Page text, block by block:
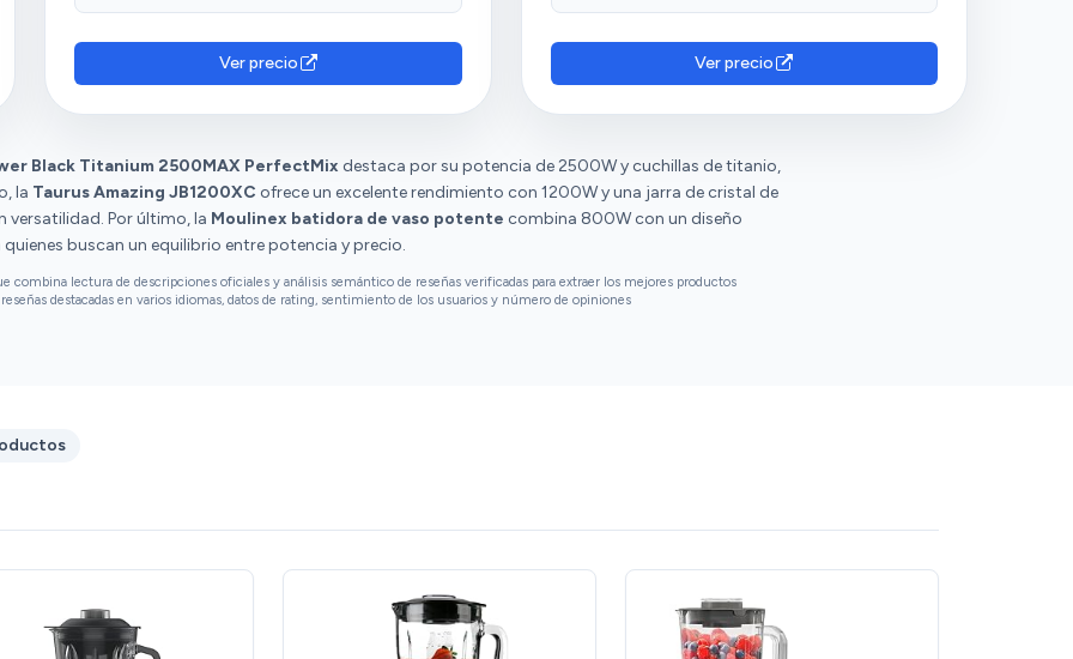
detalle que valoro mucho es que tanto la jarra
elegante, sino también duradero y fácil de
mantener. En definitiva, es una batidora
potente, versátil y de calidad profesional,
perfecta para cualquier cocina. ¡Una compra
Ver precio Ver precio
Black Titanium 2500MAX PerfectMix destaca por su potencia de 2500W y cuchillas de titanio,
la Taurus Amazing JB1200XC ofrece un excelente rendimiento con 1200W y una jarra de cristal de
versatilidad. Por último, la Moulinex batidora de vaso potente combina 800W con un diseño
buscan un equilibrio entre potencia y precio.
combina lectura de descripciones oficiales y análisis semántico de reseñas verificadas para extraer los mejores productos
destacadas en varios idiomas, datos de rating, sentimiento de los usuarios y número de opiniones